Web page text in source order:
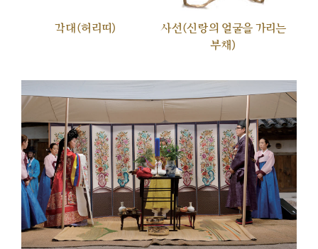
각대(허리띠)
사선(신랑의 얼굴을 가리는
부채)